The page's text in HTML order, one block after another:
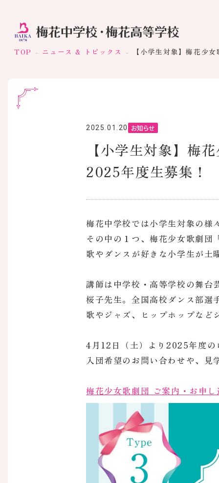
TOP ニュース & トピックス 【小学生対象】梅花少
2025.01.20 お知らせ
【小学生対象】梅
2025年度生募集！
梅花中学校では小学生対象の様
その中の１つ、梅花少女歌劇
歌やダンスが好きな小学生が土
講師は中学校・高等学校の舞台
桜子先生。全国高校ダンス部選
歌やジャズ、ヒップホップなど
4月12日（土）より2025年度の
入団希望のお問い合わせや、
梅花少女歌劇団 ご案内・お申